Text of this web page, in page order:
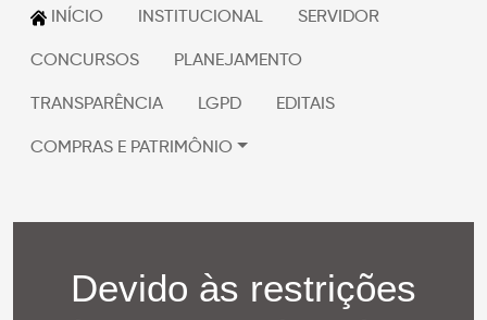
INÍCIO INSTITUCIONAL SERVIDOR
CONCURSOS PLANEJAMENTO
TRANSPARÊNCIA LGPD EDITAIS
COMPRAS E PATRIMÔNIO
Devido às restrições